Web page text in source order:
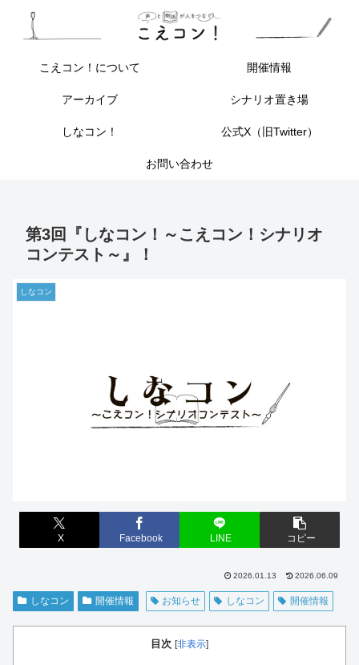
こえコン！について 開催情報
アーカイブ シナリオ置き場
しなコン！ 公式X（旧Twitter）
お問い合わせ
第3回『しなコン！～こえコン！シナリオ
コンテスト～』！
しなコン
X Facebook LINE コピー
2026.01.13 2026.06.09
しなコン 開催情報 お知らせ しなコン 開催情報
目次 [非表示]